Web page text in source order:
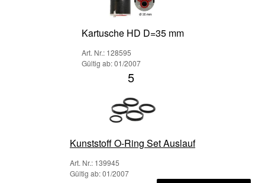
Kartusche HD D=35 mm
Art. Nr.: 128595
Gültig ab: 01/2007
5
Kunststoff O-Ring Set Auslauf
Art. Nr.: 139945
Gültig ab: 01/2007